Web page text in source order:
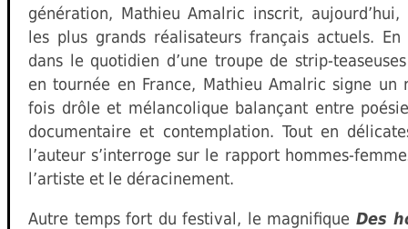
génération, Mathieu Amalric inscrit,
les plus grands réalisateurs français actuels. En
dans le quotidien d’une troupe de strip-
en tournée en France, Mathieu Amalric signe un
fois drôle et mélancolique balançant entre
documentaire et contemplation. Tout en
l’auteur s’interroge sur le rapport hommes-
l’artiste et le déracinement.
Autre temps fort du festival, le magnifique Des